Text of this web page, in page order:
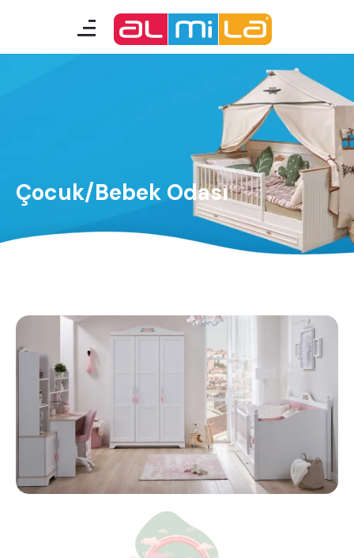
genç odası
akıllı mobilyalar
Bize Ulaşın
En Yakın Almila
Hakkımızda
Kataloglar
Kurulum & Teslimat
İnsan Kaynakları
İş Ortaklığı
Öneriler
444 8 543
Çocuk/Bebek Odası